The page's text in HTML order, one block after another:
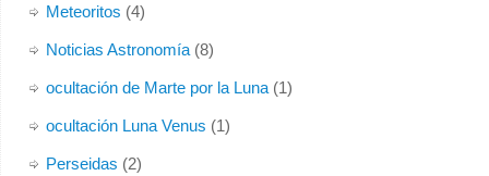
Meteoritos (4)
Noticias Astronomía(8)
ocultación de Marte por la Luna(1)
ocultación Luna Venus (1)
Perseidas (2)